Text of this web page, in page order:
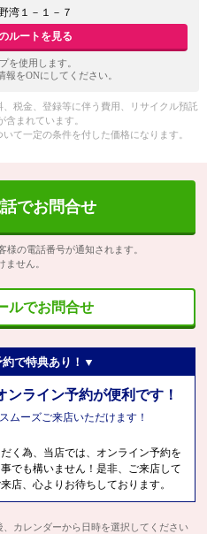
湾１－１－７
ルートを見る
を使用します。
報をONにしてください。
税金、登録等に伴う費用、リサイクル預託
まれています。
て一定の条件を付した価格になります。
話でお問合せ
の電話番号が通知されます。
ません。
ルでお問合せ
で特典あり！▼
ンライン予約が便利です！
ムーズご来店いただけます！
く為、当店では、オンライン予約を
でも構いません！是非、ご来店して
店、心よりお待ちしております。
、カレンダーから日時を選択してください